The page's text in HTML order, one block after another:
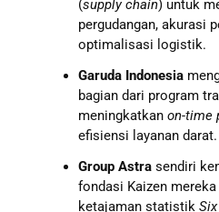
(supply chain) untuk
pergudangan, akurasi
optimalisasi logistik.
Garuda Indonesia
bagian dari program
meningkatkan on-time
efisiensi layanan darat.
Group Astra sendiri
fondasi Kaizen
ketajaman statistik